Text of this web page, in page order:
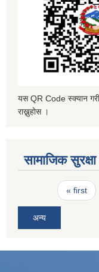
यस QR Code स्क्यान
राख्नुहोस ।
सामाजिक सुरक्षा
Pages« first
अन्य